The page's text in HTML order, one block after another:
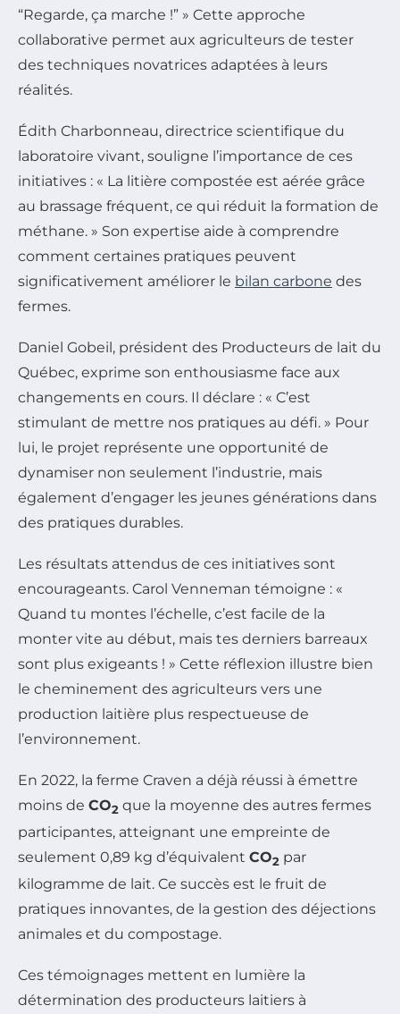
“Regarde, ça marche !” » Cette approche
collaborative permet aux agriculteurs de tester
des techniques novatrices adaptées à leurs
réalités.
Édith Charbonneau, directrice scientifique du
laboratoire vivant, souligne l’importance de ces
initiatives : « La litière compostée est aérée grâce
au brassage fréquent, ce qui réduit la formation de
méthane. » Son expertise aide à comprendre
comment certaines pratiques peuvent
significativement améliorer le bilan carbone des
fermes.
Daniel Gobeil, président des Producteurs de lait du
Québec, exprime son enthousiasme face aux
changements en cours. Il déclare : « C’est
stimulant de mettre nos pratiques au défi. » Pour
lui, le projet représente une opportunité de
dynamiser non seulement l’industrie, mais
également d’engager les jeunes générations dans
des pratiques durables.
Les résultats attendus de ces initiatives sont
encourageants. Carol Venneman témoigne : «
Quand tu montes l’échelle, c’est facile de la
monter vite au début, mais tes derniers barreaux
sont plus exigeants ! » Cette réflexion illustre bien
le cheminement des agriculteurs vers une
production laitière plus respectueuse de
l’environnement.
En 2022, la ferme Craven a déjà réussi à émettre
moins de CO2 que la moyenne des autres fermes
participantes, atteignant une empreinte de
seulement 0,89 kg d’équivalent CO2 par
kilogramme de lait. Ce succès est le fruit de
pratiques innovantes, de la gestion des déjections
animales et du compostage.
Ces témoignages mettent en lumière la
détermination des producteurs laitiers à